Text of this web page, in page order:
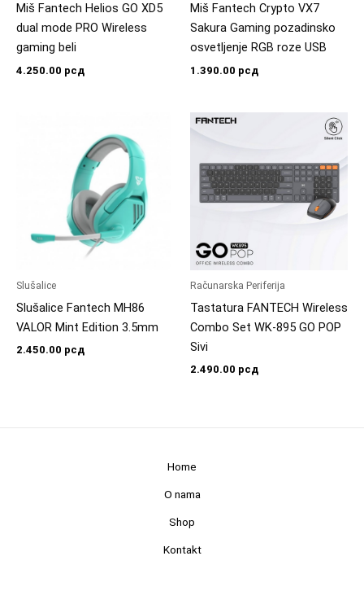
Miš Fantech Helios GO XD5
dual mode PRO Wireless
gaming beli
4.250.00 рсд
Miš Fantech Crypto VX7
Sakura Gaming pozadinsko
osvetljenje RGB roze USB
1.390.00 рсд
Slušalice
Slušalice Fantech MH86
VALOR Mint Edition 3.5mm
2.450.00 рсд
Računarska Periferija
Tastatura FANTECH Wireless
Combo Set WK-895 GO POP
Sivi
2.490.00 рсд
Home
O nama
Shop
Kontakt